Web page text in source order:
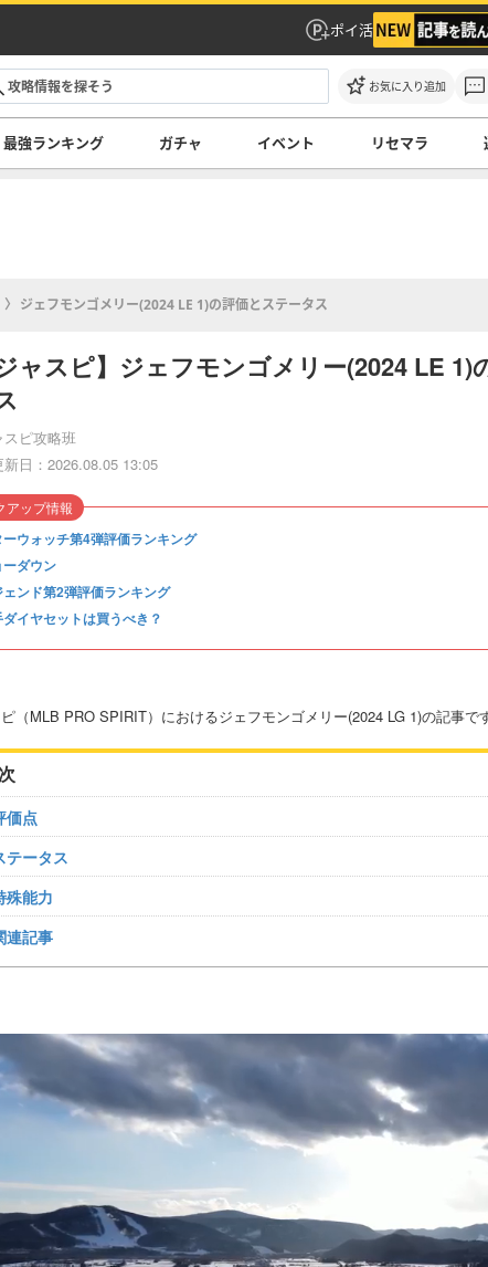
ポイ活
お気に入り追加
最強ランキング ガチャ イベント リセマラ
ジェフモンゴメリー(2024 LE 1)の評価とステータス
ャスピ】ジェフモンゴメリー(2024 LE 1)
スピ攻略班
日：2026.08.05 13:05
ーウォッチ第4弾評価ランキング
ーダウン
ェンド第2弾評価ランキング
イヤセットは買うべき？
アップ情報
（MLB PRO SPIRIT）におけるジェフモンゴメリー(2024 LG 1)の記事です
価点
テータス
殊能力
連記事